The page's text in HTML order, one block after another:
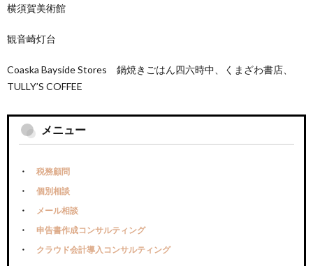
横須賀美術館
観音崎灯台
Coaska Bayside Stores 鍋焼きごはん四六時中、くまざわ書店、
TULLY’S COFFEE
メニュー
税務顧問
個別相談
メール相談
申告書作成コンサルティング
クラウド会計導入コンサルティング